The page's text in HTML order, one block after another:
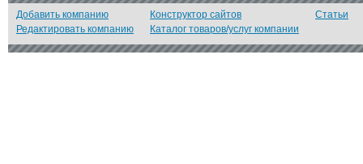
Добавить компанию
Редактировать компанию
Конструктор сайтов
Каталог товаров/услуг компании
Статьи